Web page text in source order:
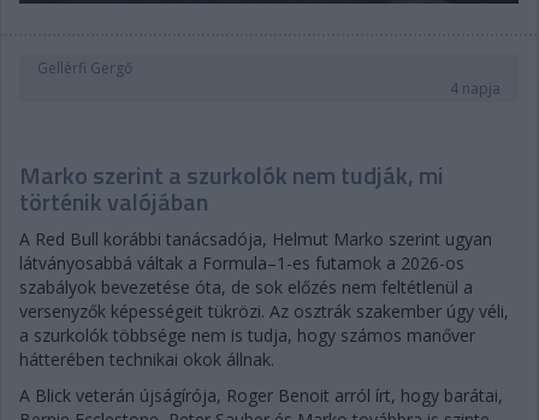
Gellérfi Gergő
4 napja
Marko szerint a szurkolók nem tudják, mi
történik valójában
A Red Bull korábbi tanácsadója, Helmut Marko szerint ugyan
látványosabbá váltak a Formula–1-es futamok a 2026-os
szabályok bevezetése óta, de sok előzés nem feltétlenül a
versenyzők képességeit tükrözi. Az osztrák szakember úgy véli,
a szurkolók többsége nem is tudja, hogy számos manőver
hátterében technikai okok állnak.
A Blick veterán újságírója, Roger Benoit arról írt, hogy barátai,